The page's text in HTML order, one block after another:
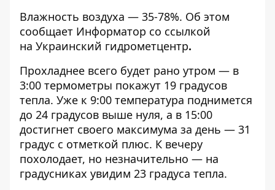
Влажность воздуха — 35-78%. Об этом
сообщает Информатор со ссылкой
на Украинский гидрометцентр.
Прохладнее всего будет рано утром — в
3:00 термометры покажут 19 градусов
тепла. Уже к 9:00 температура поднимется
до 24 градусов выше нуля, а в 15:00
достигнет своего максимума за день — 31
градус с отметкой плюс. К вечеру
похолодает, но незначительно — на
градусниках увидим 23 градуса тепла.